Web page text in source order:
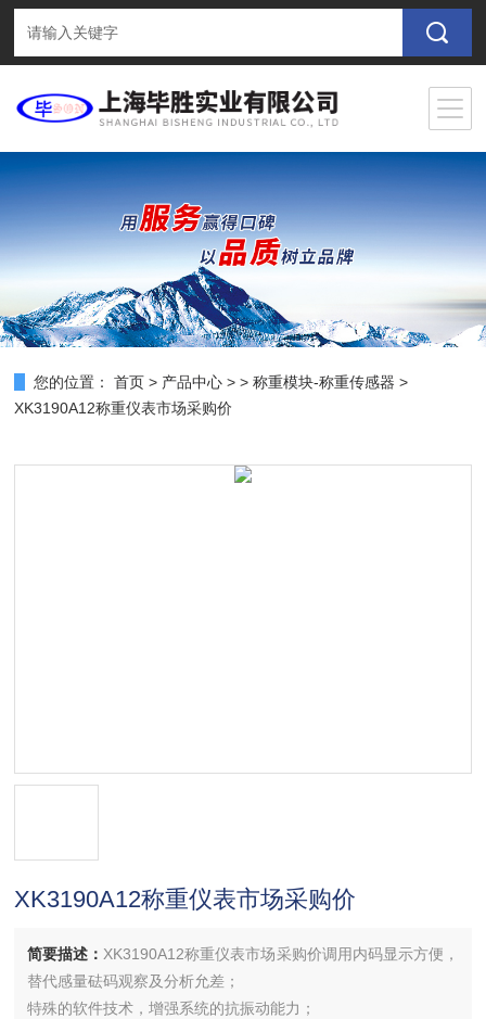
您的位置： 首页 > 产品中心 > >称重模块-称重传感器 >
XK3190A12称重仪表市场采购价
XK3190A12称重仪表市场采购价
简要描述： XK3190A12称重仪表市场采购价调用内码显示方便，
替代感量砝码观察及分析允差；
特殊的软件技术，增强系统的抗振动能力；